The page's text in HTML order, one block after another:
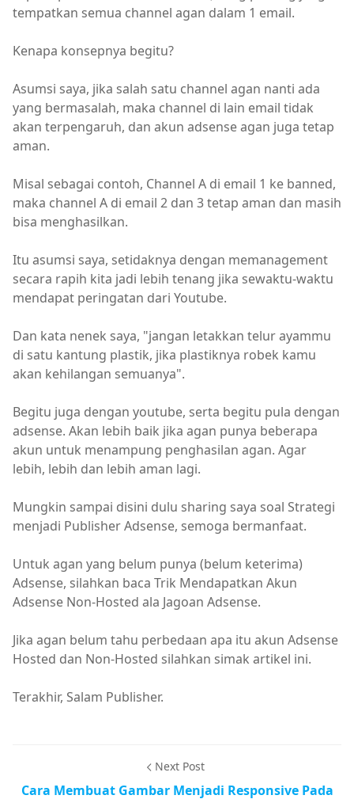
tempatkan semua channel agan dalam 1 email.
Kenapa konsepnya begitu?
Asumsi saya, jika salah satu channel agan nanti ada
yang bermasalah, maka channel di lain email tidak
akan terpengaruh, dan akun adsense agan juga tetap
aman.
Misal sebagai contoh, Channel A di email 1 ke banned,
maka channel A di email 2 dan 3 tetap aman dan masih
bisa menghasilkan.
Itu asumsi saya, setidaknya dengan memanagement
secara rapih kita jadi lebih tenang jika sewaktu-waktu
mendapat peringatan dari Youtube.
Dan kata nenek saya, "jangan letakkan telur ayammu
di satu kantung plastik, jika plastiknya robek kamu
akan kehilangan semuanya".
Begitu juga dengan youtube, serta begitu pula dengan
adsense. Akan lebih baik jika agan punya beberapa
akun untuk menampung penghasilan agan. Agar
lebih, lebih dan lebih aman lagi.
Mungkin sampai disini dulu sharing saya soal Strategi
menjadi Publisher Adsense, semoga bermanfaat.
Untuk agan yang belum punya (belum keterima)
Adsense, silahkan baca Trik Mendapatkan Akun
Adsense Non-Hosted ala Jagoan Adsense.
Jika agan belum tahu perbedaan apa itu akun Adsense
Hosted dan Non-Hosted silahkan simak artikel ini.
Terakhir, Salam Publisher.
Next Post
Cara Membuat Gambar Menjadi Responsive Pada